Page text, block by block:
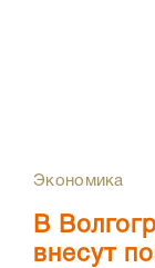
Экономика
В
внесут